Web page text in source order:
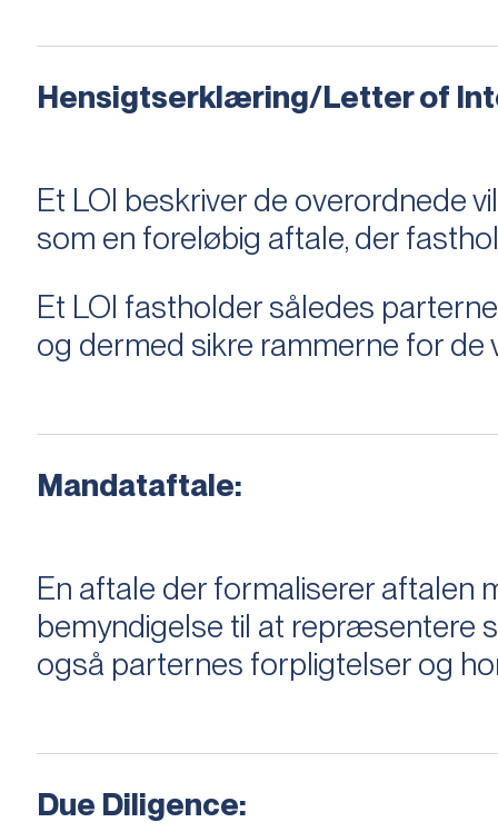
Hensigtserklæring/Letter of
Et LOI beskriver de overordnede
som en foreløbig aftale, der
Et LOI fastholder således
og dermed sikre rammerne for de
Mandataftale:
En aftale der formaliserer
bemyndigelse til at repræsentere
også parternes forpligtelser og
Due Diligence: